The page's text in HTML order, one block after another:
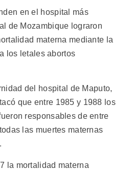
en el hospital más
de Mozambique lograron
materna mediante la
los letales abortos
del hospital de Maputo,
que entre 1985 y 1988 los
responsables de entre
las muertes maternas
la mortalidad materna